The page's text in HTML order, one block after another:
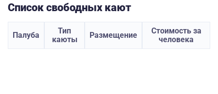
Список свободных кают
Палуба
Тип
каюты
Размещение
Стоимость за
человека